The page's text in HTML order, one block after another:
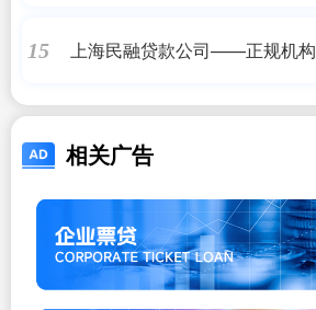
15 上海民融贷款公司——正规机构
相关广告